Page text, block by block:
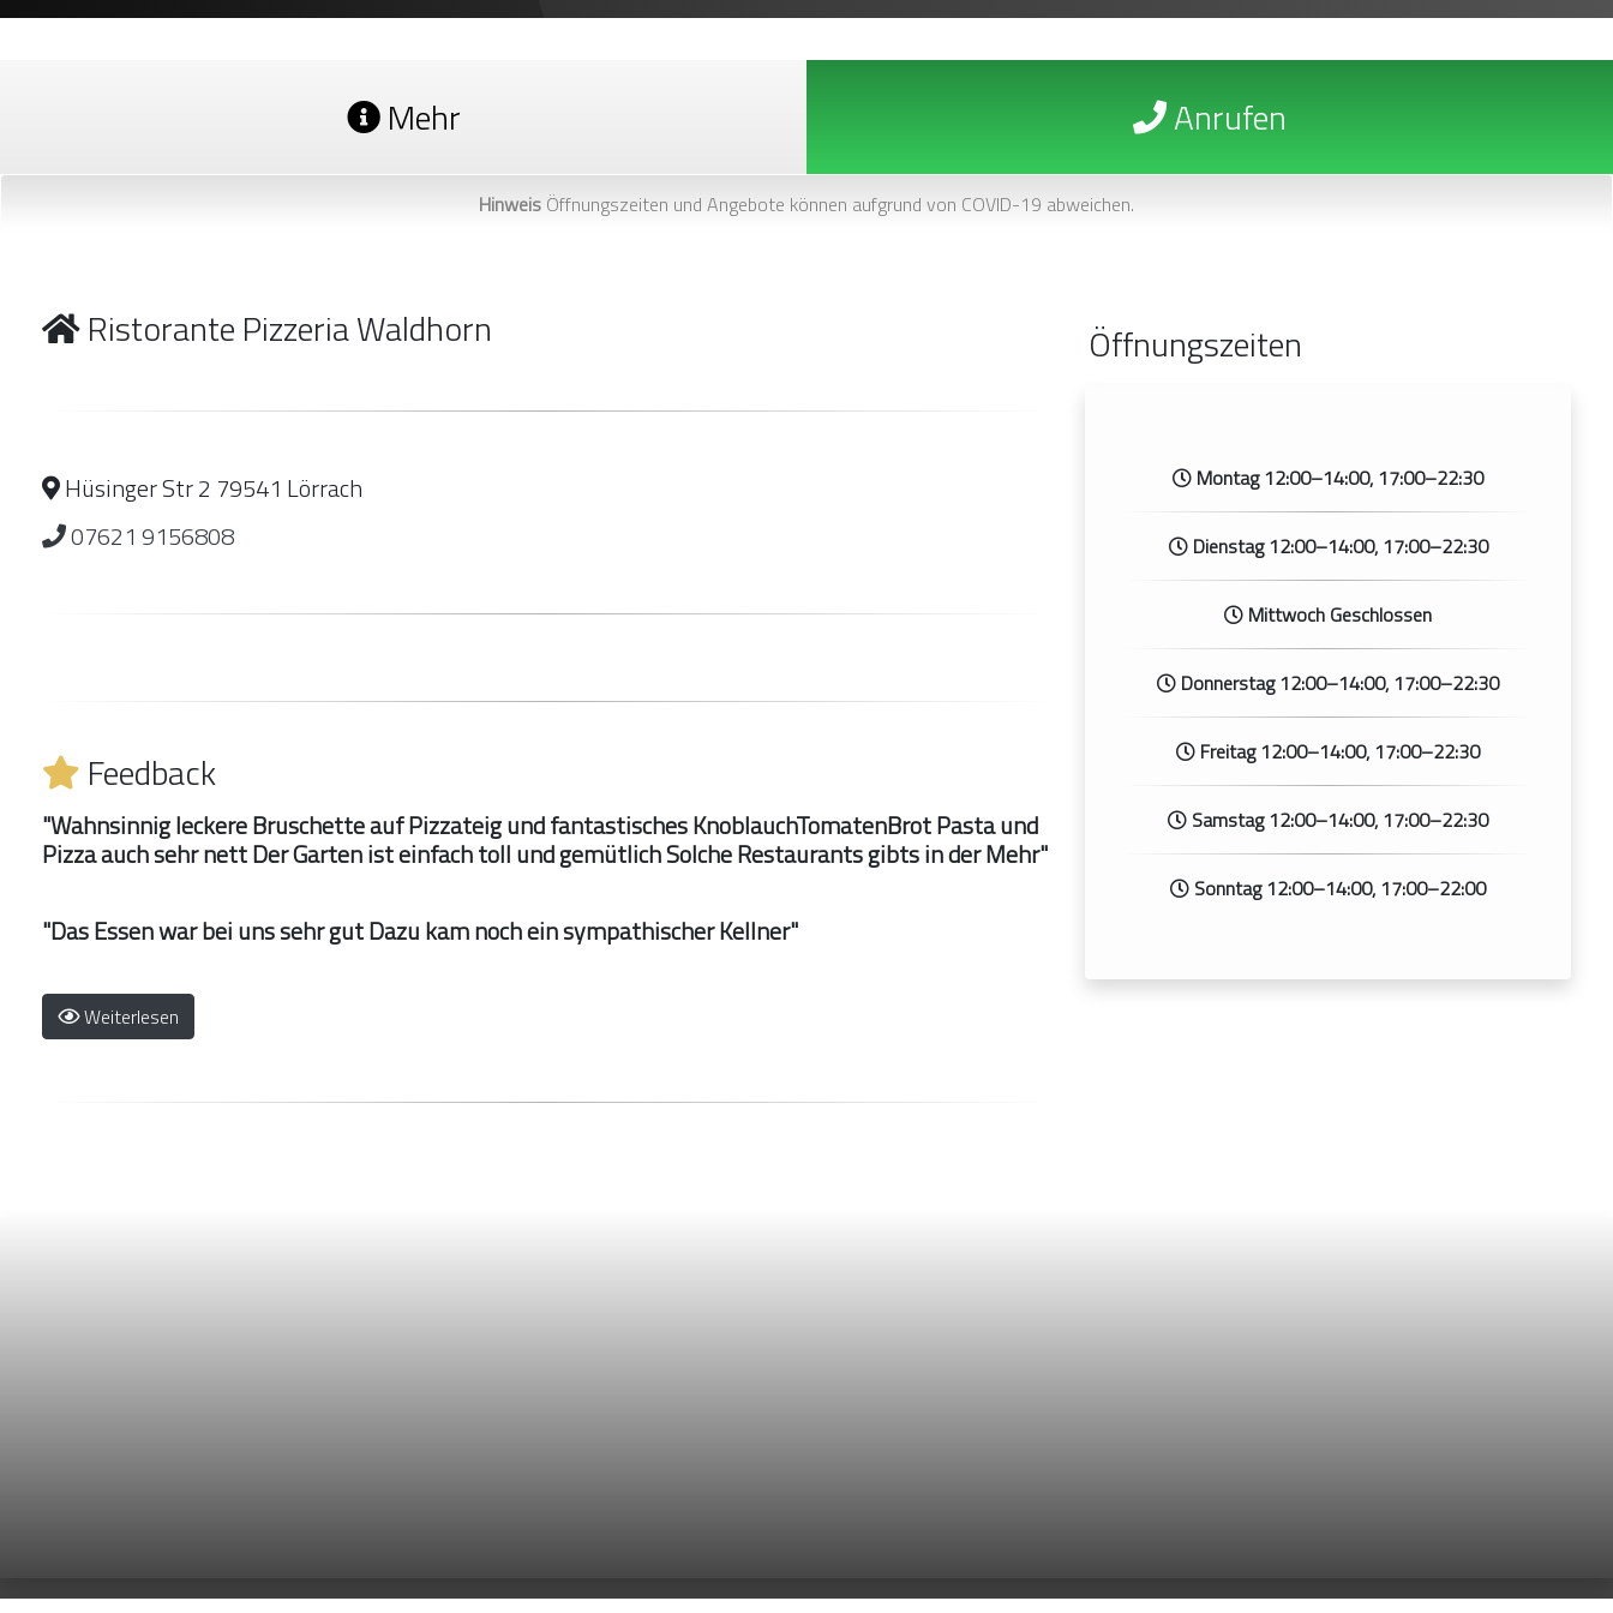
Mehr Anrufen
Hinweis Öffnungszeiten und Angebote können aufgrund von COVID-19 abweichen.
Ristorante Pizzeria Waldhorn
Hüsinger Str 2 79541 Lörrach
07621 9156808
Feedback
"Wahnsinnig leckere Bruschette auf Pizzateig und fantastisches KnoblauchTomatenBrot Pasta und
Pizza auch sehr nett Der Garten ist einfach toll und gemütlich Solche Restaurants gibts in der Mehr"
"Das Essen war bei uns sehr gut Dazu kam noch ein sympathischer Kellner"
Weiterlesen
Öffnungszeiten
Montag 12:00–14:00, 17:00–22:30
Dienstag 12:00–14:00, 17:00–22:30
Mittwoch Geschlossen
Donnerstag 12:00–14:00, 17:00–22:30
Freitag 12:00–14:00, 17:00–22:30
Samstag 12:00–14:00, 17:00–22:30
Sonntag 12:00–14:00, 17:00–22:00